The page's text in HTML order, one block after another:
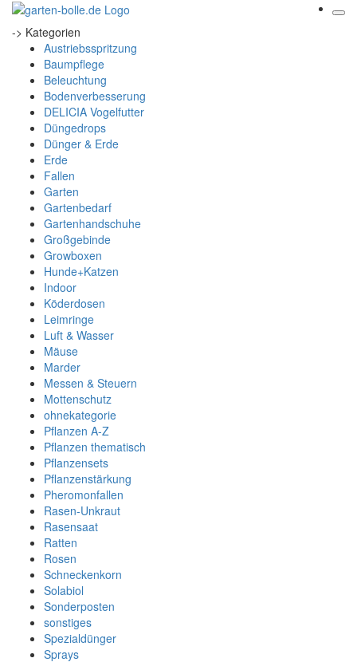
-> Kategorien
Austriebsspritzung
Baumpflege
Beleuchtung
Bodenverbesserung
DELICIA Vogelfutter
Düngedrops
Dünger & Erde
Erde
Fallen
Garten
Gartenbedarf
Gartenhandschuhe
Großgebinde
Growboxen
Hunde+Katzen
Indoor
Köderdosen
Leimringe
Luft & Wasser
Mäuse
Marder
Messen & Steuern
Mottenschutz
ohnekategorie
Pflanzen A-Z
Pflanzen thematisch
Pflanzensets
Pflanzenstärkung
Pheromonfallen
Rasen-Unkraut
Rasensaat
Ratten
Rosen
Schneckenkorn
Solabiol
Sonderposten
sonstiges
Spezialdünger
Sprays